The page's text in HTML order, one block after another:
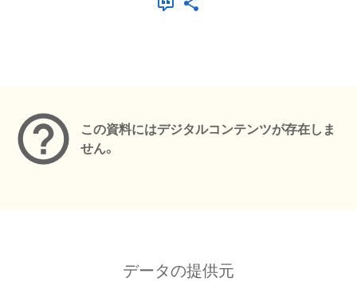
この資料にはデジタルコンテンツが存在しま
せん。
データの提供元